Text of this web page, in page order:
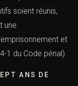
donc de
détourner la
Aussi, à défaut
poursuivis, la
de confiance